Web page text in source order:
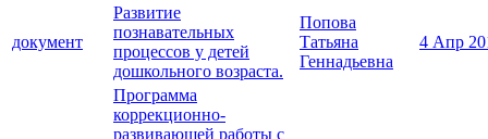
документ
Развитие
познавательных
процессов у детей
дошкольного возраста.
Попова
Татьяна
Геннадьевна
4 Апр
Программа
коррекционно-
развивающей работы c